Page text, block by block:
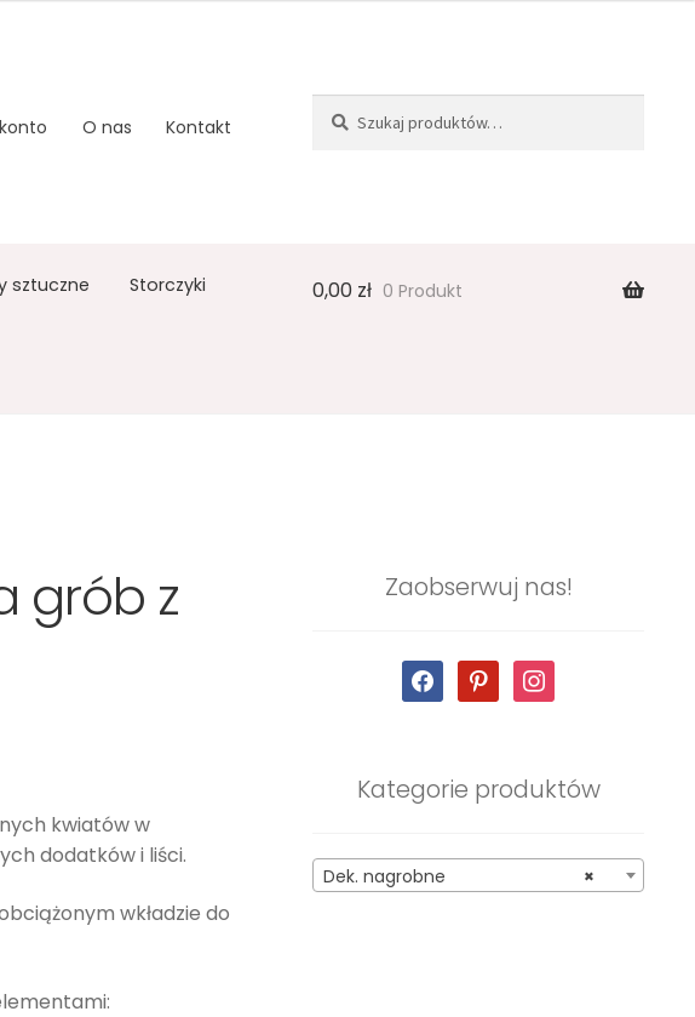
O nas Kontakt
sztuczne Storczyki 0,00 zł 0 Produkt
grób z
kwiatów w
dodatków i liści.
wkładzie do
Zaobserwuj nas!
facebookpinterestinstagram
Kategorie produktów
×
Dek. nagrobne